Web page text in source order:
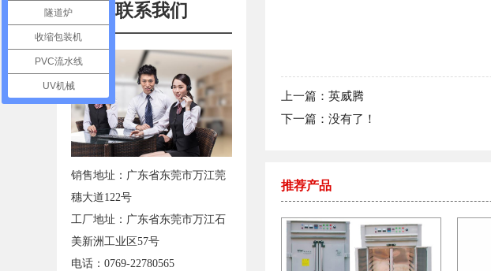
联系我们
销售地址：广东省东莞市万江莞
穗大道122号
工厂地址：广东省东莞市万江石
美新洲工业区57号
电话：0769-22780565
上一篇：英威腾
下一篇：没有了！
推荐产品
隧道炉
收缩包装机
PVC流水线
UV机械